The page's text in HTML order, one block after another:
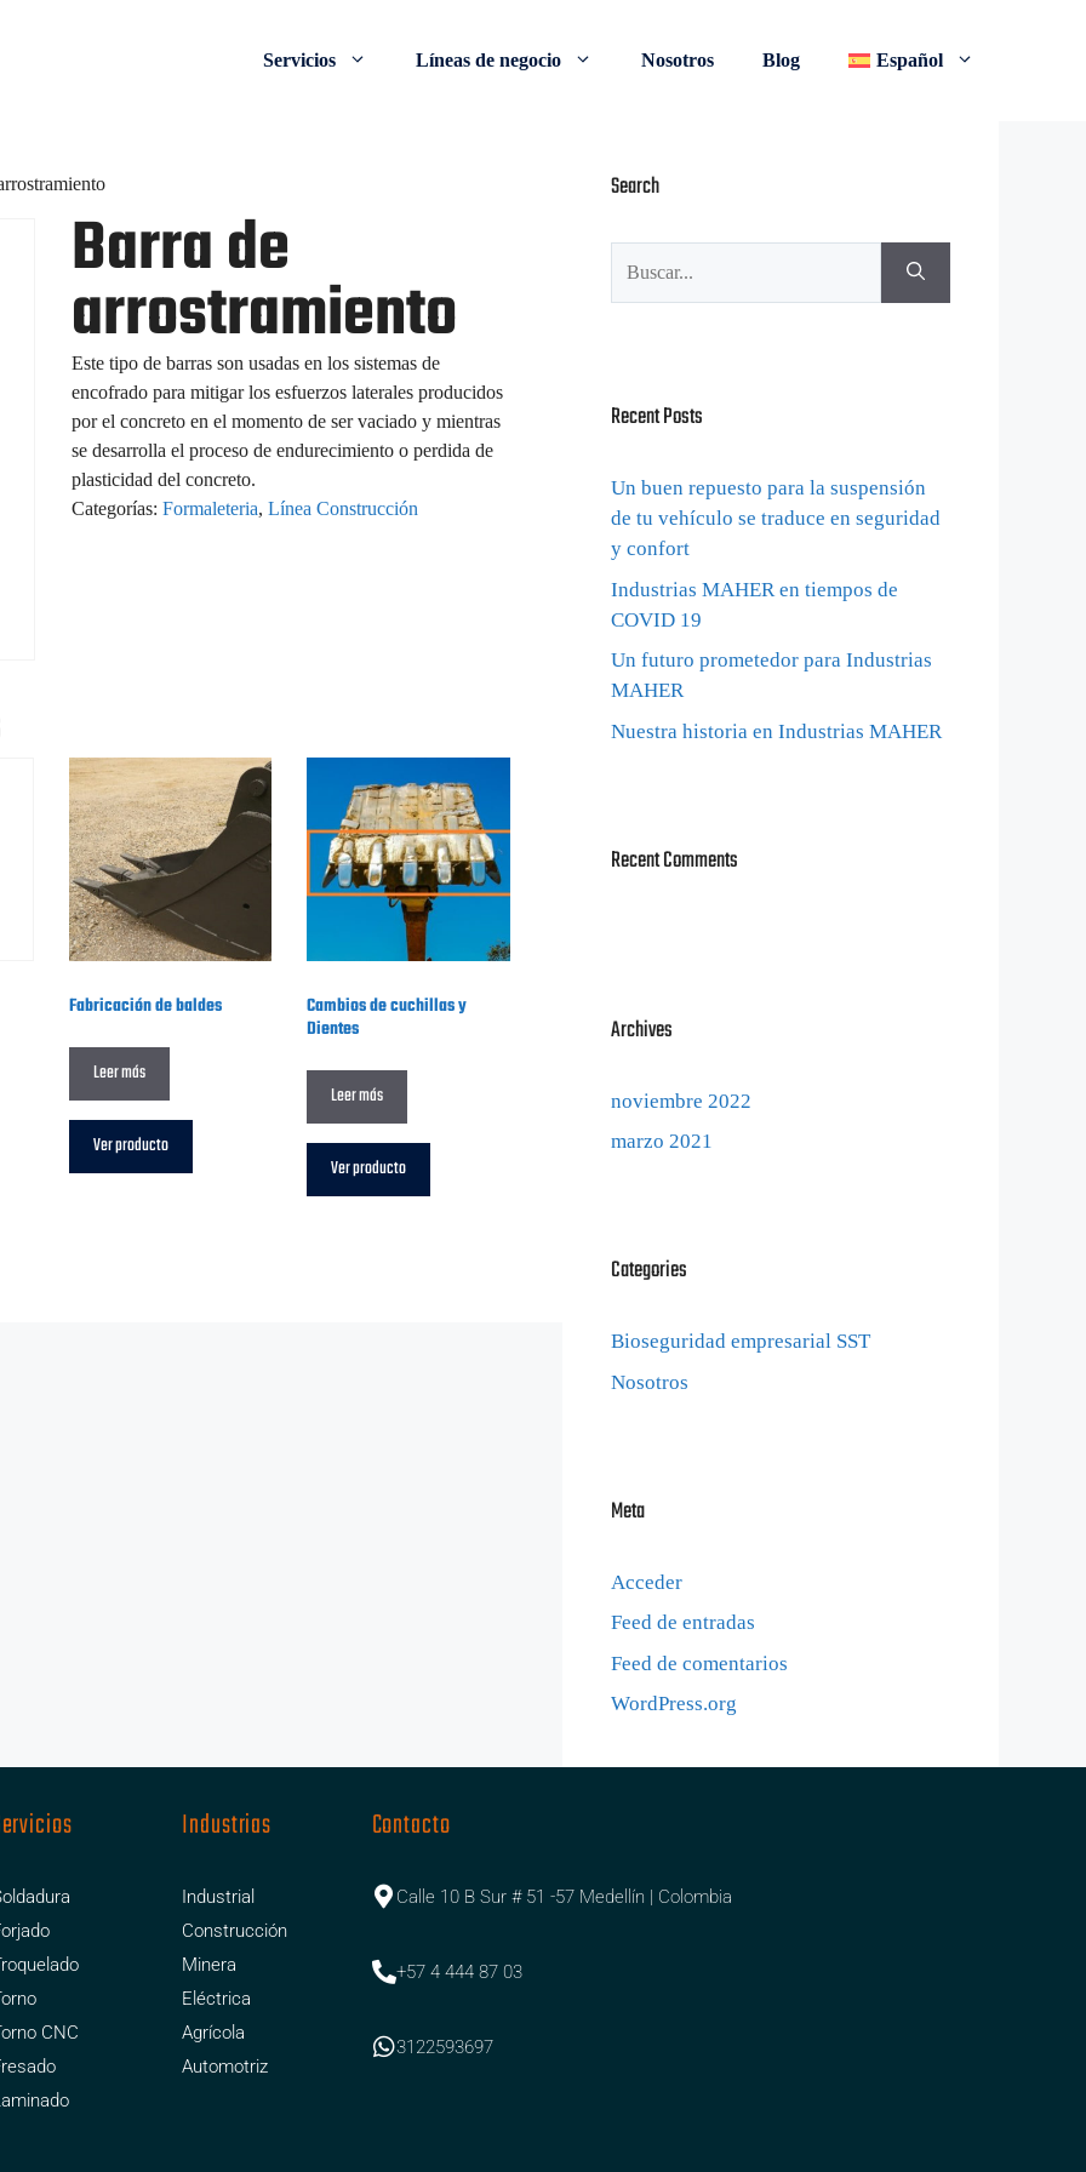
Servicios Líneas de negocio Nosotros Blog Español
Barra de
arrostramiento
Este tipo de barras son usadas en los sistemas de
encofrado para mitigar los esfuerzos laterales producidos
por el concreto en el momento de ser vaciado y mientras
se desarrolla el proceso de endurecimiento o perdida de
plasticidad del concreto.
Categorías:Formaleteria,Línea Construcción
Fabricación de baldes
Leer más
Ver producto
Cambios de cuchillas y
Dientes
Leer más
Ver producto
Search
Recent Posts
Un buen repuesto para la suspensión
de tu vehículo se traduce en seguridad
y confort
Industrias MAHER en tiempos de
COVID 19
Un futuro prometedor para Industrias
MAHER
Nuestra historia en Industrias MAHER
Recent Comments
Archives
noviembre 2022
marzo 2021
Categories
Bioseguridad empresarial SST
Nosotros
Meta
Acceder
Feed de entradas
Feed de comentarios
WordPress.org
CNC
Industrias
Industrial
Construcción
Minera
Eléctrica
Agrícola
Automotriz
Contacto
Calle 10 B Sur # 51 -57 Medellín | Colombia
+57 4 444 87 03
3122593697